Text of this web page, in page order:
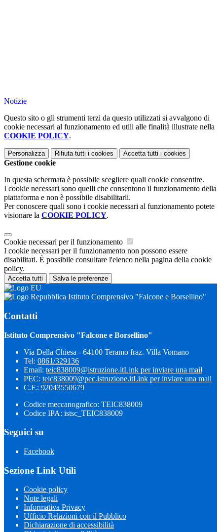
Notizie
Questo sito o gli strumenti terzi da questo utilizzati si avvalgono di
cookie necessari al funzionamento ed utili alle finalità illustrate nella
COOKIE POLICY.
Personalizza Rifiuta tutti i cookies Accetta tutti i cookies
Gestione cookie
In questa schermata è possibile scegliere quali cookie consentire.
I cookie necessari sono quelli che consentono il funzionamento della
piattaforma e non è possibile disabilitarli.
Per conoscere quali sono i cookie necessari al funzionamento potete
visionare la COOKIE POLICY.
Cookie necessari per il funzionamento
I cookie necessari per il funzionamento non possono essere
disabilitati. È possibile consultare l'elenco nella pagina della cookie
policy.
Accetta tutti Salva le preferenze
Istituto Comprensivo "Falcone e Borsellino"
Contatti
Istituto Comprensivo "Falcone e Borsellino"
Via Della Chiesa - 64100 Teramo fraz. Villa Vomano
Tel: 0861/329136
Email: teic838009@istruzione.itLink per inviare una mail
PEC: teic838009@pec.​istruzione.itLink per inviare una mail
C.F.: 92043550679
Codice meccanografico: TEIC838009
Codice IPA: istsc_TEIC838009
Seguici su
Facebook
Sezione Link Utili
Cookie policy
Note legali
Informativa Privacy
Ufficio Relazioni con il Pubblico
Dichiarazione di accessibilità